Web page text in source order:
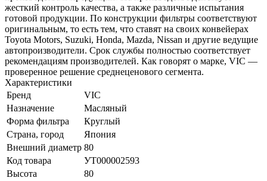
жесткий контроль качества, а также различные испытания
готовой продукции. По конструкции фильтры соответствуют
оригинальным, то есть тем, что ставят на своих конвейерах
Toyota Motors, Suzuki, Honda, Mazda, Nissan и другие ведущие
автопроизводители. Срок службы полностью соответствует
рекомендациям производителей. Как говорят о марке, VIC —
проверенное решение среднеценового сегмента.
Характеристики
Бренд
VIC
Назначение
Масляный
Форма фильтра
Круглый
Страна, город
Япония
Внешний диаметр 80
Код товара
УТ000002593
Высота
80